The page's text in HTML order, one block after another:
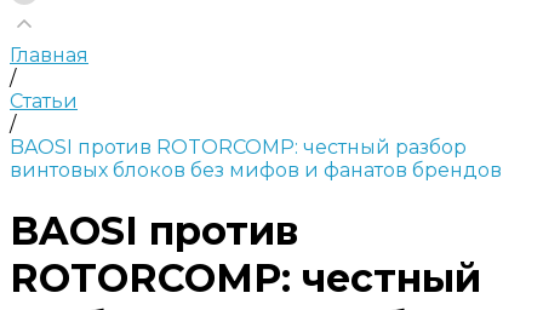
Главная
/
Статьи
/
BAOSI против ROTORCOMP: честный разбор
винтовых блоков без мифов и фанатов брендов
BAOSI против
ROTORCOMP: честный